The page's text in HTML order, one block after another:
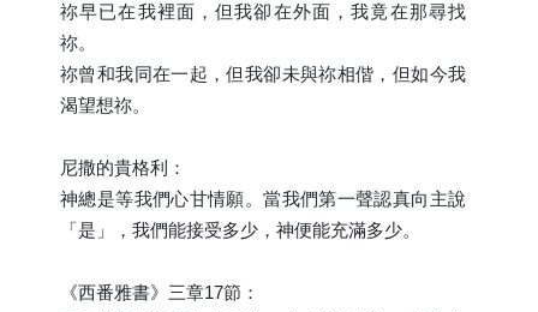
祢早已在我裡面，但我卻在外面，我竟在那尋找
祢。
祢曾和我同在一起，但我卻未與祢相偕，但如今我
渴望想祢。
尼撒的貴格利：
神總是等我們心甘情願。當我們第一聲認真向主說
「是」，我們能接受多少，神便能充滿多少。
《西番雅書》三章17節：